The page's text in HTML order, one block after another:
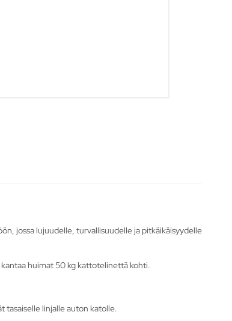
jossa lujuudelle, turvallisuudelle ja pitkäikäisyydelle
huimat 50 kg kattotelinettä kohti.
tasaiselle linjalle auton katolle.